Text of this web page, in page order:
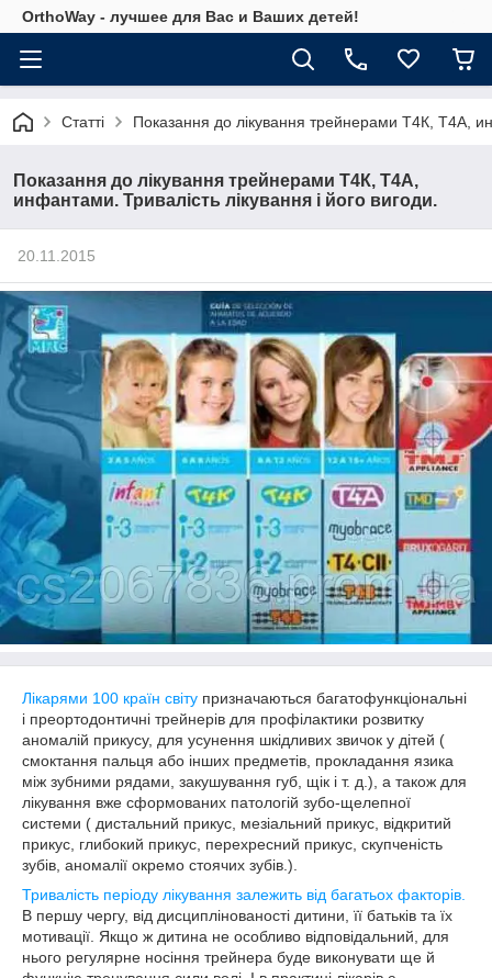
OrthoWay - лучшее для Вас и Ваших детей!
Статті Показання до лікування трейнерами Т4К, Т4А,
Показання до лікування трейнерами Т4К, Т4А,
инфантами. Тривалість лікування і його вигоди.
20.11.2015
Лікарями 100 країн світу призначаються багатофункціональні
і преортодонтичні трейнерів для профілактики розвитку
аномалій прикусу, для усунення шкідливих звичок у дітей (
смоктання пальця або інших предметів, прокладання язика
між зубними рядами, закушування губ, щік і т. д.), а також для
лікування вже сформованих патологій зубо-щелепної
системи ( дистальний прикус, мезіальний прикус, відкритий
прикус, глибокий прикус, перехресний прикус, скупченість
зубів, аномалії окремо стоячих зубів. ).
Тривалість періоду лікування залежить від багатьох факторів.
В першу чергу, від дисциплінованості дитини, її батьків та їх
мотивації. Якщо ж дитина не особливо відповідальний, для
нього регулярне носіння трейнера буде виконувати ще й